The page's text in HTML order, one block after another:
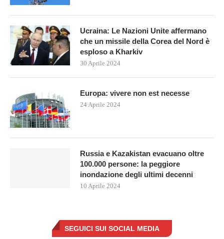
Ucraina: Le Nazioni Unite affermano
che un missile della Corea del Nord è
esploso a Kharkiv
30 Aprile 2024
Europa: vivere non est necesse
24 Aprile 2024
Russia e Kazakistan evacuano oltre
100.000 persone: la peggiore
inondazione degli ultimi decenni
10 Aprile 2024
SEGUICI SUI SOCIAL MEDIA